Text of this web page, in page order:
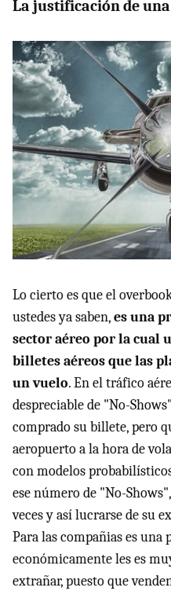
La justificación de
Lo cierto es que el
ustedes ya saben,es una
sector aéreo por la cual
billetes aéreos que las
un vuelo. En el tráfico
despreciable de "No-
comprado su billete, pero
aeropuerto a la hora de
con modelos
ese número de "No-
veces y así lucrarse de su
Para las compañias es
económicamente les es
extrañar, puesto que